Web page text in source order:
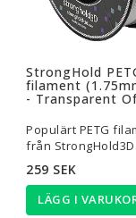
StrongHold
filament
- Transparent
Populärt PETG
från StrongHold3D.
259 SEK
LÄGG I